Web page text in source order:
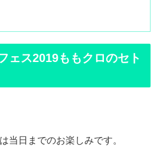
ェス2019ももクロのセト
当日までのお楽しみです。